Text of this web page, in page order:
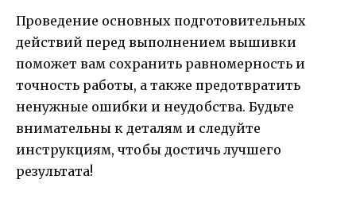
Проведение основных подготовительных
действий перед выполнением вышивки
поможет вам сохранить равномерность и
точность работы, а также предотвратить
ненужные ошибки и неудобства. Будьте
внимательны к деталям и следуйте
инструкциям, чтобы достичь лучшего
результата!